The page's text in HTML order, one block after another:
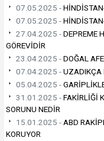
07.05.2025 -
07.05.2025 -
27.04.2025 -DEPREME
GÖREVİDİR
23.04.2025 -DOĞAL
07.04.2025 -UZADIKÇA
05.04.2025 -
31.01.2025 -FAKİRLİĞİ
SORUNU NEDİR
15.01.2025 - ABD
KORUYOR